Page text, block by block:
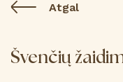
Atgal
Švenčių